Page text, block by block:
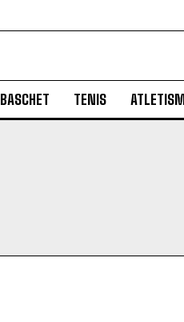
BASCHET TENIS